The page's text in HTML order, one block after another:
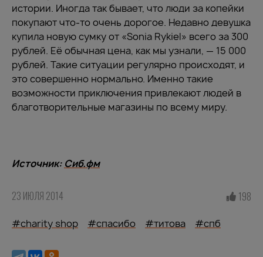
истории. Иногда так бывает, что люди за копейки
покупают что-то очень дорогое. Недавно девушка
купила новую сумку от «Sonia Rykiel» всего за 300
рублей. Её обычная цена, как мы узнали, — 15 000
рублей. Такие ситуации регулярно происходят, и
это совершенно нормально. Именно такие
возможности приключения привлекают людей в
благотворительные магазины по всему миру.
Источник: Сиб.фм
23 ИЮЛЯ 2014 198
#charity shop #спасибо #титова #спб